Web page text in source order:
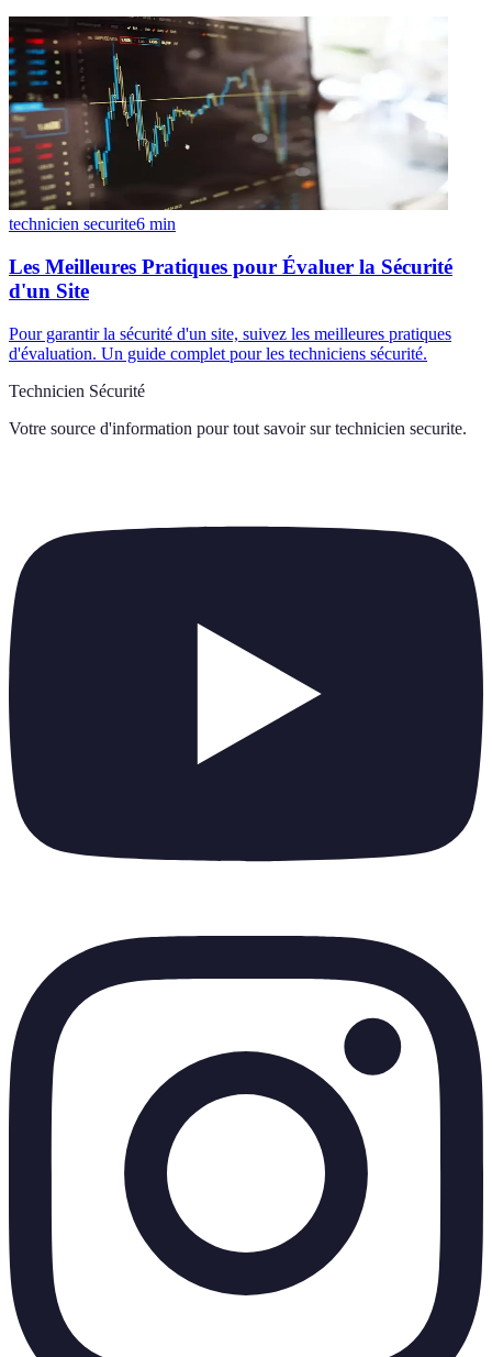
technicien securite6 min
Les Meilleures Pratiques pour Évaluer la Sécurité
d'un Site
Pour garantir la sécurité d'un site, suivez les meilleures pratiques
d'évaluation. Un guide complet pour les techniciens sécurité.
Technicien Sécurité
Votre source d'information pour tout savoir sur technicien securite.